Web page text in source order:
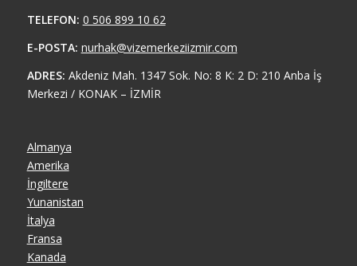
TELEFON: 0 506 899 10 62
E-POSTA: nurhak@vizemerkeziizmir.com
ADRES: Akdeniz Mah. 1347 Sok. No: 8 K: 2 D: 210 Anba İş
Merkezi / KONAK – İZMİR
Almanya
Amerika
İngiltere
Yunanistan
İtalya
Fransa
Kanada